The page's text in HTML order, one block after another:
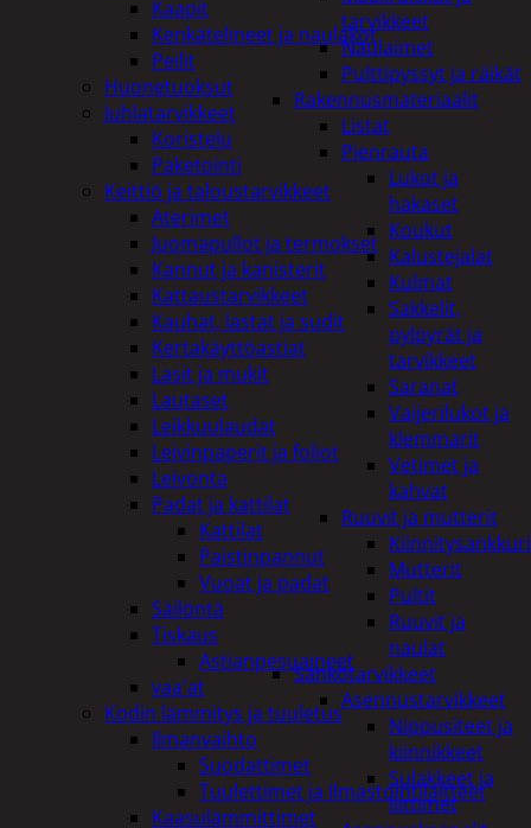
tarvikkeet
Naulaimet
Pulttipyssyt ja räikät
Rakennusmateriaalit
Listat
Pienrauta
Lukot ja
hakaset
Koukut
Kalustejalat
Kulmat
Sakkelit,
pylpyrät ja
tarvikkeet
Saranat
Vaijerilukot ja
klemmarit
Vetimet ja
kahvat
Ruuvit ja mutterit
Mutterit
Pultit
Ruuvit ja
naulat
Sähkötarvikkeet
Asennustarvikkeet
Nippusiteet ja
kiinnikkeet
Sulakkeet ja
liittimet
Kaapit
Kenkätelineet ja naulakot
Peilit
Huonetuoksut
Juhlatarvikkeet
Koristelu
Paketointi
Keittiö ja taloustarvikkeet
Aterimet
Juomapullot ja termokset
Kannut ja kanisterit
Kattaustarvikkeet
Kauhat, lastat ja sudit
Kertakäyttöastiat
Lasit ja mukit
Lautaset
Leikkuulaudat
Leivinpaperit ja foliot
Leivonta
Padat ja kattilat
Kattilat
Paistinpannut
Vuoat ja padat
Säilöntä
Tiskaus
Astianpesuaineet
vaa'at
Kodin lämmitys ja tuuletus
Ilmanvaihto
Suodattimet
Tuulettimet ja Ilmastointilaitteet
Kaasulämmittimet